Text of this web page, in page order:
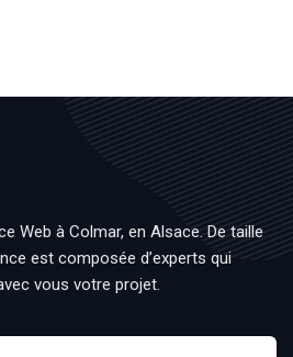
Web à Colmar, en Alsace. De taille
est composée d’experts qui
vous votre projet.